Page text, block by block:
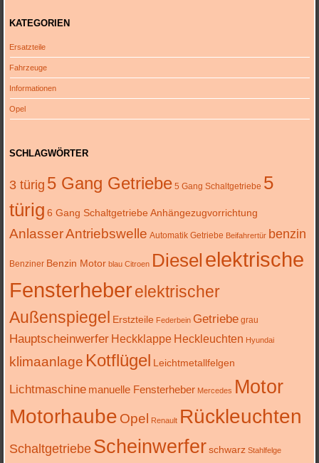
KATEGORIEN
Ersatzteile
Fahrzeuge
Informationen
Opel
SCHLAGWÖRTER
3 türig 5 Gang Getriebe 5 Gang Schaltgetriebe 5
türig 6 Gang Schaltgetriebe Anhängezugvorrichtung
AnlasserAntriebswelle Automatik Getriebe Beifahrertür benzin
Benziner Benzin Motor blau Citroen Diesel elektrische
Fensterheberelektrischer
Außenspiegel Erstzteile Federbein Getriebe grau
Hauptscheinwerfer Heckklappe Heckleuchten Hyundai
klimaanlage Kotflügel Leichtmetallfelgen
Lichtmaschine manuelle Fensterheber Mercedes Motor
Motorhaube Opel Renault Rückleuchten
Schaltgetriebe Scheinwerfer schwarz Stahlfelge